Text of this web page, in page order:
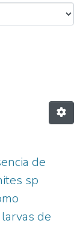
Vol. 9,
de
sp
de